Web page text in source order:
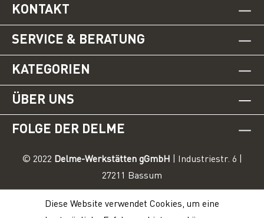
KONTAKT
SERVICE & BERATUNG
KATEGORIEN
ÜBER UNS
FOLGE DER DELME
© 2022 Delme-Werkstätten gGmbH | Industriestr. 6 |
27211 Bassum
Diese Website verwendet Cookies, um eine